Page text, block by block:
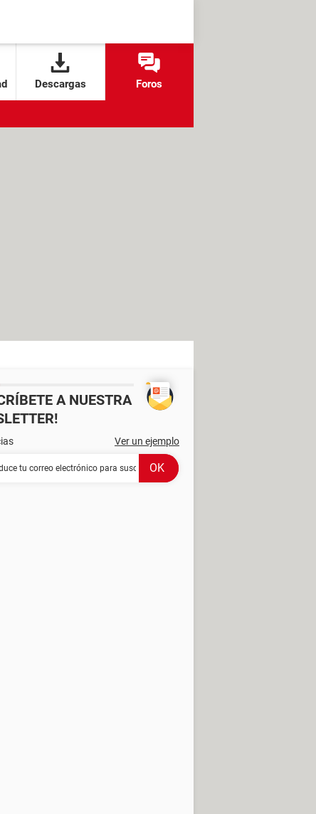
Descargas Foros
A NUESTRA
Ver un ejemplo